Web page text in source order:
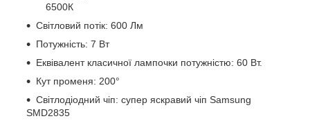
6500К
Світловий потік: 600 Лм
Потужність: 7 Вт
Еквівалент класичної лампочки потужністю: 60 Вт.
Кут променя: 200°
Світлодіодний чіп: супер яскравий чіп Samsung
SMD2835